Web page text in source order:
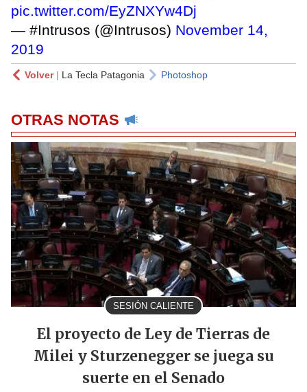
pic.twitter.com/EyZNXYw4Dj
— #Intrusos (@Intrusos) November 14,
2019
Volver| La Tecla Patagonia Photoshop
OTRAS NOTAS
SESIÓN CALIENTE
El proyecto de Ley de Tierras de
Milei y Sturzenegger se juega su
suerte en el Senado